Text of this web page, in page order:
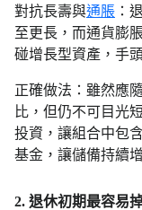
對抗長壽與通脹 ：
至更長，而通貨膨
碰增長型資產，手
正確做法：雖然應
比，但仍不可目光
投資，讓組合中包
基金，讓儲備持續
2. 退休初期最容易